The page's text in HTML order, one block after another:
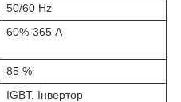
50/60 Нz
60%-365 А
85 %
IGBT. Інвертор